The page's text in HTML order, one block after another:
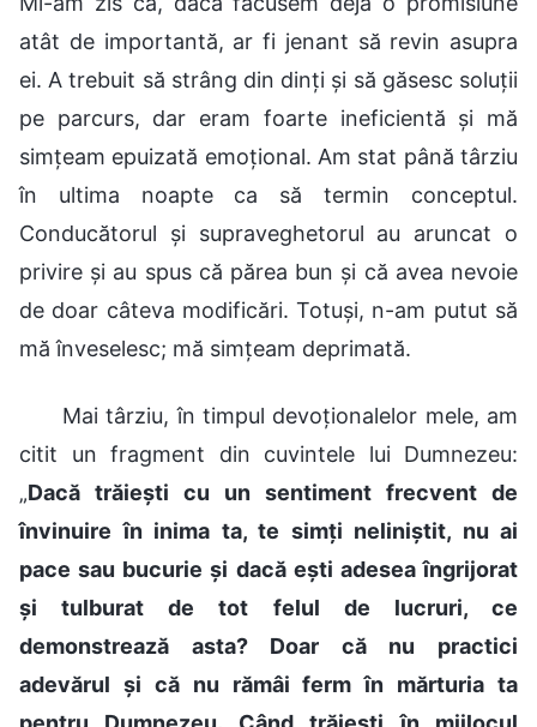
atât de importantă, ar fi jenant să revin asupra
ei. A trebuit să strâng din dinți și să găsesc soluții
pe parcurs, dar eram foarte ineficientă și mă
simțeam epuizată emoțional. Am stat până târziu
în ultima noapte ca să termin conceptul.
Conducătorul și supraveghetorul au aruncat o
privire și au spus că părea bun și că avea nevoie
de doar câteva modificări. Totuși, n-am putut să
mă înveselesc; mă simțeam deprimată.
Mai târziu, în timpul devoționalelor mele, am
citit un fragment din cuvintele lui Dumnezeu:
„Dacă trăiești cu un sentiment frecvent de
învinuire în inima ta, te simți neliniștit, nu ai
pace sau bucurie și dacă ești adesea îngrijorat
și tulburat de tot felul de lucruri, ce
demonstrează asta? Doar că nu practici
adevărul și că nu rămâi ferm în mărturia ta